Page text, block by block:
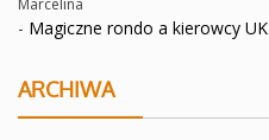
- Magiczne rondo a kierowcy UK
ARCHIWA